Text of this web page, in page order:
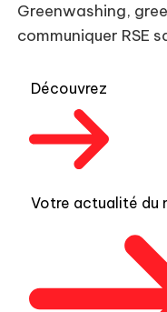
Greenwashing,
communiquer RSE
Découvrez
Votre actualité du